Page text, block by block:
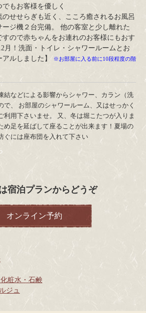
もお客様を優しく
せせらぎも近く、こころ癒されるお風呂
ージ機２台完備。 他の客室と少し離れた
ので赤ちゃんをお連れのお客様にもおす
月！洗面・トイレ・シャワールームとお
ルしました】
※お部屋に入る前に10段程度の階
などによる影響からシャワー、カラン（洗
で、 お部屋のシャワールーム、又はせっかく
利用下さいませ。 又、冬は堀こたつが入りま
め足を延ばして座ることが出来ます！夏場の
ぐには座布団を入れて下さい
宿泊プランからどうぞ
オンライン予約